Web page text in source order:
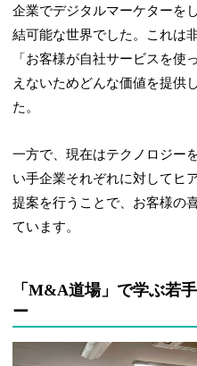
企業でデジタルマーケターを
結可能な世界でした。これは
「お客様が自社サービスを使
えないためどんな価値を提供
た。
一方で、現在はテクノロジー
い手企業それぞれに対してヒ
提案を行うことで、お客様の
ています。
「M&A道場」で学ぶ若
ー